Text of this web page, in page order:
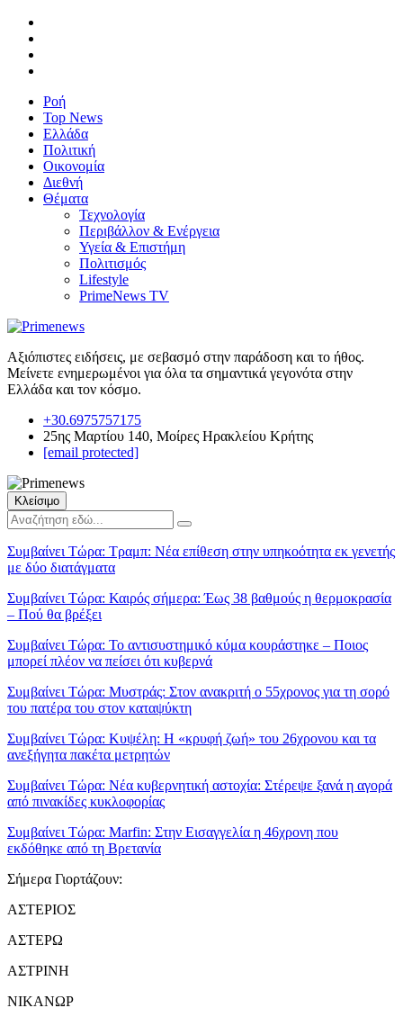
Ροή
Top News
Ελλάδα
Πολιτική
Οικονομία
Διεθνή
Θέματα
Τεχνολογία
Περιβάλλον & Ενέργεια
Υγεία & Επιστήμη
Πολιτισμός
Lifestyle
PrimeNews TV
Αξιόπιστες ειδήσεις, με σεβασμό στην παράδοση και το ήθος.
Μείνετε ενημερωμένοι για όλα τα σημαντικά γεγονότα στην
Ελλάδα και τον κόσμο.
+30.6975757175
25ης Μαρτίου 140, Μοίρες Ηρακλείου Κρήτης
[email protected]
Κλείσιμο
Συμβαίνει Τώρα: Τραμπ: Νέα επίθεση στην υπηκοότητα εκ γενετής
με δύο διατάγματα
Συμβαίνει Τώρα: Καιρός σήμερα: Έως 38 βαθμούς η θερμοκρασία
– Πού θα βρέξει
Συμβαίνει Τώρα: Το αντισυστημικό κύμα κουράστηκε – Ποιος
μπορεί πλέον να πείσει ότι κυβερνά
Συμβαίνει Τώρα: Μυστράς: Στον ανακριτή ο 55χρονος για τη σορό
του πατέρα του στον καταψύκτη
Συμβαίνει Τώρα: Κυψέλη: Η «κρυφή ζωή» του 26χρονου και τα
ανεξήγητα πακέτα μετρητών
Συμβαίνει Τώρα: Νέα κυβερνητική αστοχία: Στέρεψε ξανά η αγορά
από πινακίδες κυκλοφορίας
Συμβαίνει Τώρα: Marfin: Στην Εισαγγελία η 46χρονη που
εκδόθηκε από τη Βρετανία
Σήμερα Γιορτάζουν:
ΑΣΤΕΡΙΟΣ
ΑΣΤΕΡΩ
ΑΣΤΡΙΝΗ
ΝΙΚΑΝΩΡ